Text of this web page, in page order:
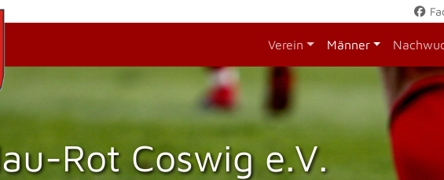
Verein Männer
Rot Coswig e.V.